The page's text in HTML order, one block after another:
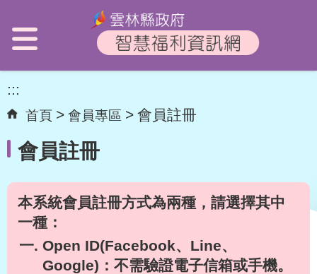
:::
首頁 會員專區 會員註冊
會員註冊
本系統會員註冊方式為兩種，請選擇其中
一種：
Open ID(Facebook、Line、
Google)：不需驗證電子信箱或手機。